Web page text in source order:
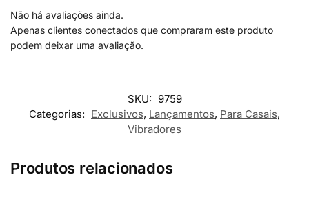
Não há avaliações ainda.
Apenas clientes conectados que compraram este produto
podem deixar uma avaliação.
SKU: 9759
Categorias: Exclusivos, Lançamentos, Para Casais,
Vibradores
Produtos relacionados